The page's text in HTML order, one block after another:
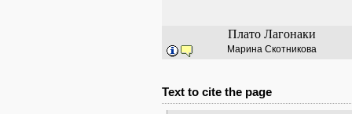
Плато Лагонаки
Марина Скотникова
Text to cite the page